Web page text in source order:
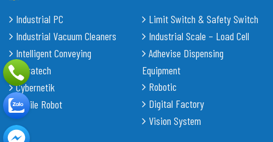
Industrial PC
Industrial Vacuum Cleaners
Intelligent Conveying
Shiratech
Cybernetik
Mobile Robot
Limit Switch & Safety Switch
Industrial Scale – Load Cell
Adhevise Dispensing
Equipment
Robotic
Digital Factory
Vision System